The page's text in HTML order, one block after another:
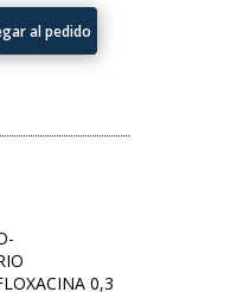
al pedido
0,3